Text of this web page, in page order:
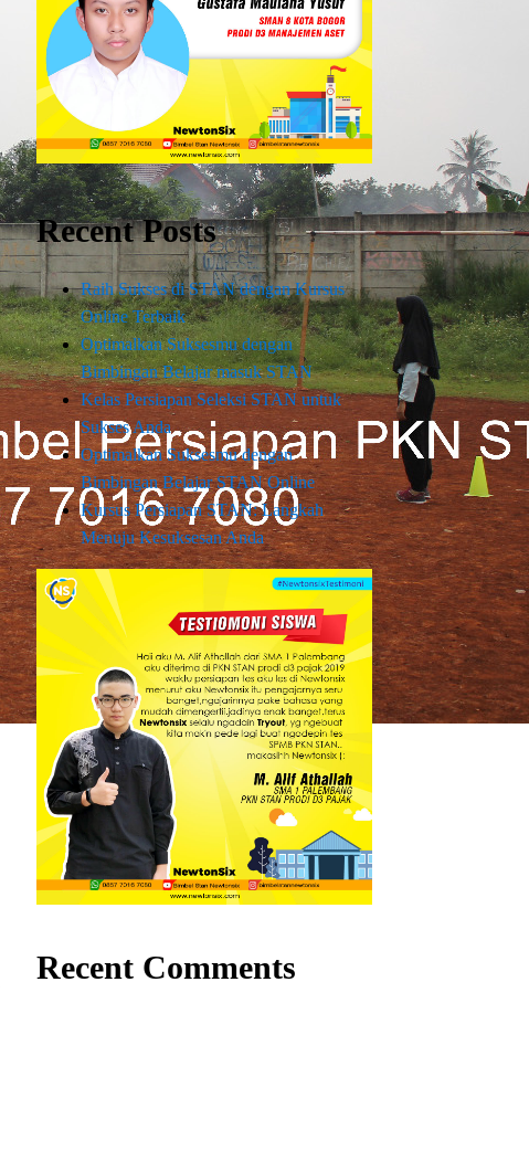
Recent Posts
Raih Sukses di STAN dengan Kursus
Online Terbaik
Optimalkan Suksesmu dengan
Bimbingan Belajar masuk STAN
Kelas Persiapan Seleksi STAN untuk
Sukses Anda
Optimalkan Suksesmu dengan
Bimbingan Belajar STAN Online
Kursus Persiapan STAN: Langkah
Menuju Kesuksesan Anda
Recent Comments